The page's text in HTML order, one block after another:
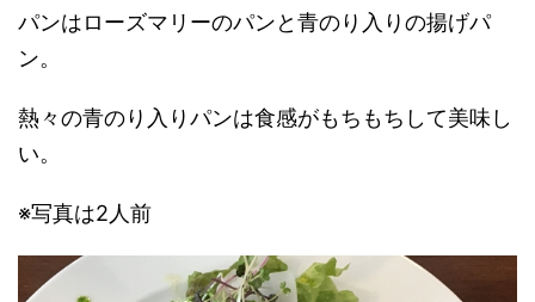
パンはローズマリーのパンと青のり入りの揚げパ
ン。
熱々の青のり入りパンは食感がもちもちして美味し
い。
※写真は2人前